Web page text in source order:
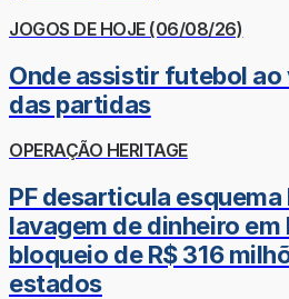
JOGOS DE HOJE (06/08/26)
Onde assistir futebol
das partidas
OPERAÇÃO HERITAGE
PF desarticula
lavagem de dinheiro em
bloqueio de R$ 316
estados